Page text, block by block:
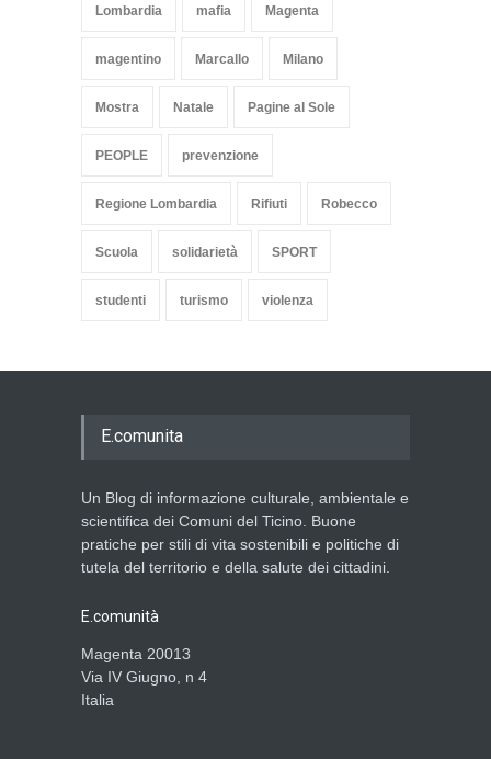
Lombardia mafia Magenta
magentino Marcallo Milano
Mostra Natale Pagine al Sole
PEOPLE prevenzione
Regione Lombardia Rifiuti Robecco
Scuola solidarietà SPORT
studenti turismo violenza
E.comunita
Un Blog di informazione culturale, ambientale e
scientifica dei Comuni del Ticino. Buone
pratiche per stili di vita sostenibili e politiche di
tutela del territorio e della salute dei cittadini.
E.comunità
Magenta 20013
Via IV Giugno, n 4
Italia